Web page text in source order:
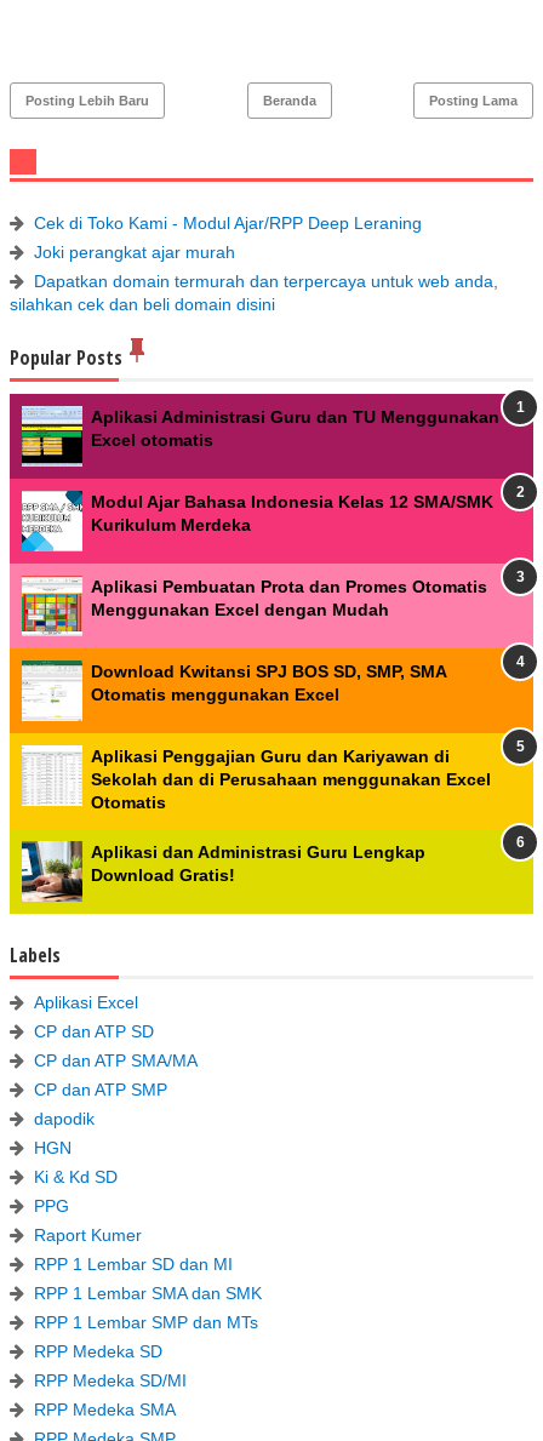
Posting Lebih Baru Posting Lama
Beranda
Cek di Toko Kami - Modul Ajar/RPP Deep Leraning
Joki perangkat ajar murah
Dapatkan domain termurah dan terpercaya untuk web anda,
silahkan cek dan beli domain disini
Popular Posts
Aplikasi Administrasi Guru dan TU Menggunakan
Excel otomatis
Modul Ajar Bahasa Indonesia Kelas 12 SMA/SMK
Kurikulum Merdeka
Aplikasi Pembuatan Prota dan Promes Otomatis
Menggunakan Excel dengan Mudah
Download Kwitansi SPJ BOS SD, SMP, SMA
Otomatis menggunakan Excel
Aplikasi Penggajian Guru dan Kariyawan di
Sekolah dan di Perusahaan menggunakan Excel
Otomatis
Aplikasi dan Administrasi Guru Lengkap
Download Gratis!
Labels
Aplikasi Excel
CP dan ATP SD
CP dan ATP SMA/MA
CP dan ATP SMP
dapodik
HGN
Ki & Kd SD
PPG
Raport Kumer
RPP 1 Lembar SD dan MI
RPP 1 Lembar SMA dan SMK
RPP 1 Lembar SMP dan MTs
RPP Medeka SD
RPP Medeka SD/MI
RPP Medeka SMA